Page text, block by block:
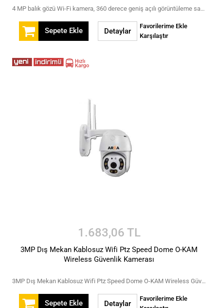
4 MP balık gözü Wi-Fi kamera, 360 derece geniş açılı görüntüleme sağlayan bir IP kameradır. Wi-Fi bağlantısı, kızılötesi gece görüşü ve hareket algılama gibi özelliklere sahip olan bu kamera, ev veya iş yerinizin güvenliği için ideal bir seçenektir.
Sepete Ekle Detaylar
Favorilerime Ekle
Karşılaştır
1.683,06 TL
3MP Dış Mekan Kablosuz Wifi Ptz Speed Dome O-KAM
Wireless Güvenlik Kamerası
3MP Dış Mekan Kablosuz Wifi Ptz Speed Dome O-KAM Wireless Güvenlik Kamerası
Sepete Ekle Detaylar
Favorilerime Ekle